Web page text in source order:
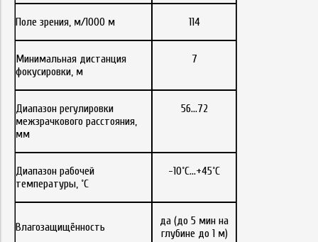
Поле зрения, м/1000 м 114
Минимальная дистанция
фокусировки, м
7
Диапазон регулировки
межзрачкового расстояния,
мм
56...72
Диапазон рабочей
температуры, ˚С
-10˚С…+45˚С
Влагозащищённость
да (до 5 мин на
глубине до 1 м)